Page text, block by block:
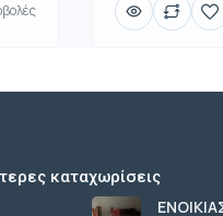
καταχωρίσεις